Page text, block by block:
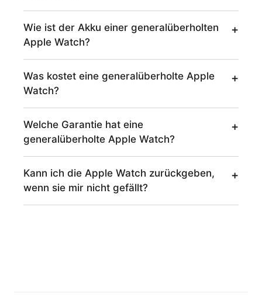
Wie ist der Akku einer generalüberholten
Apple Watch?
Was kostet eine generalüberholte Apple
Watch?
Welche Garantie hat eine
generalüberholte Apple Watch?
Kann ich die Apple Watch zurückgeben,
wenn sie mir nicht gefällt?